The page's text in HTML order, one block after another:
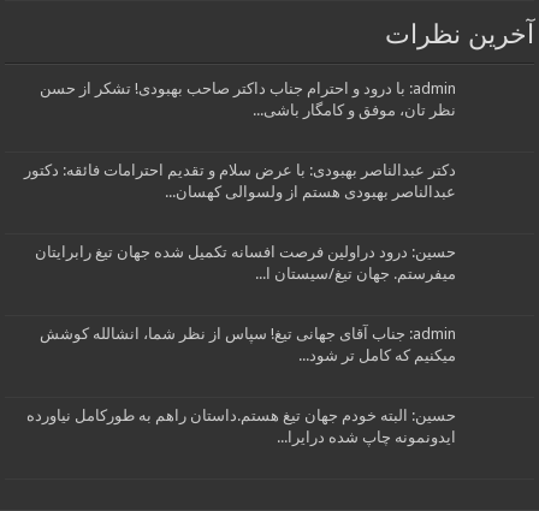
آخرین نظرات
admin: با درود و احترام جناب داکتر صاحب بهبودی! تشکر از حسن
نظر تان، موفق و کامگار باشی...
دکتر عبدالناصر بهبودی: با عرض سلام و تقدیم احترامات فائقه: دکتور
عبدالناصر بهبودی هستم از ولسوالی کهسان...
حسین: درود دراولین فرصت افسانه تکمیل شده جهان تیغ رابرایتان
میفرستم. جهان تیغ/سیستان ا...
admin: جناب آقای جهانی تیغ! سپاس از نظر شما، انشالله کوشش
میکنیم که کامل تر شود...
حسین: البته خودم جهان تیغ هستم.داستان راهم به طورکامل نیاورده
ایدونمونه چاپ شده درایرا...